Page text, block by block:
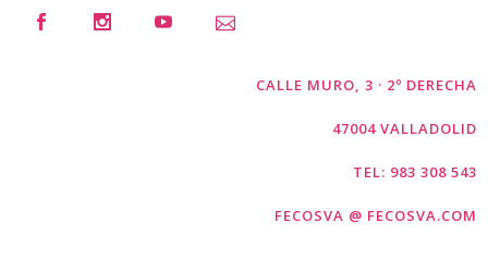
CALLE MURO, 3 · 2º DERECHA
47004 VALLADOLID
TEL: 983 308 543
FECOSVA @ FECOSVA.COM